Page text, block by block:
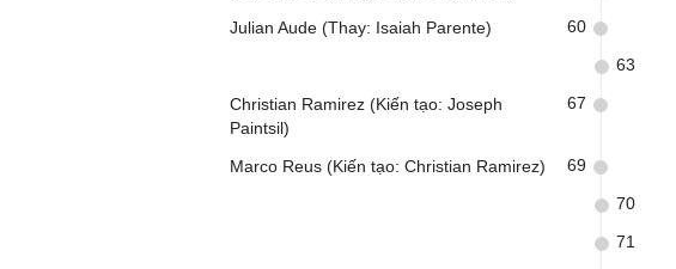
Julian Aude (Thay: Isaiah Parente) 60
63
Christian Ramirez (Kiến tạo: Joseph
Paintsil)
67
Marco Reus (Kiến tạo: Christian Ramirez) 69
70
71